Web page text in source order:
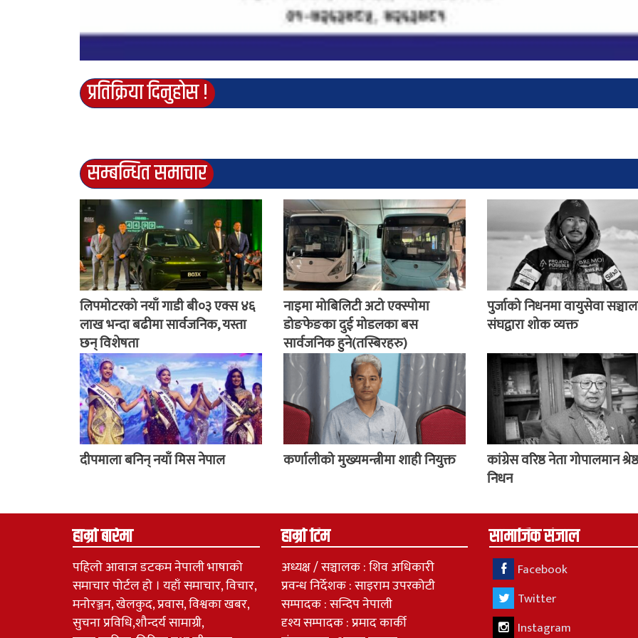
प्रतिक्रिया दिनुहोस !
सम्बन्धित समाचार
लिपमोटरको नयाँ गाडी बी०३ एक्स ४६
लाख भन्दा बढीमा सार्वजनिक, यस्ता
छन् विशेषता
नाइमा मोबिलिटी अटो एक्स्पोमा
डोङफेङका दुई मोडलका बस
सार्वजनिक हुने(तस्बिरहरु)
पुर्जाको निधनमा वायुसेवा
संघद्वारा शोक व्यक्त
दीपमाला बनिन् नयाँ मिस नेपाल कर्णालीको मुख्यमन्त्रीमा शाही नियुक्त
कांग्रेस वरिष्ठ नेता गोपालमान
निधन
हाम्रो बारेमा
पहिलो आवाज डटकम नेपाली भाषाको
समाचार पोर्टल हो । यहाँ समाचार, विचार,
मनोरञ्जन, खेलकुद, प्रवास, विश्वका खबर,
सुचना प्रविधि,शौन्दर्य सामाग्री,
हाम्रो टिम
अध्यक्ष / सञ्चालक : शिव अधिकारी
प्रवन्ध निर्देशक : साइराम उपरकोटी
सम्पादक : सन्दिप नेपाली
दृश्य सम्पादक : प्रमाद कार्की
सामाजिक संजाल
Facebook
Twitter
Instagram